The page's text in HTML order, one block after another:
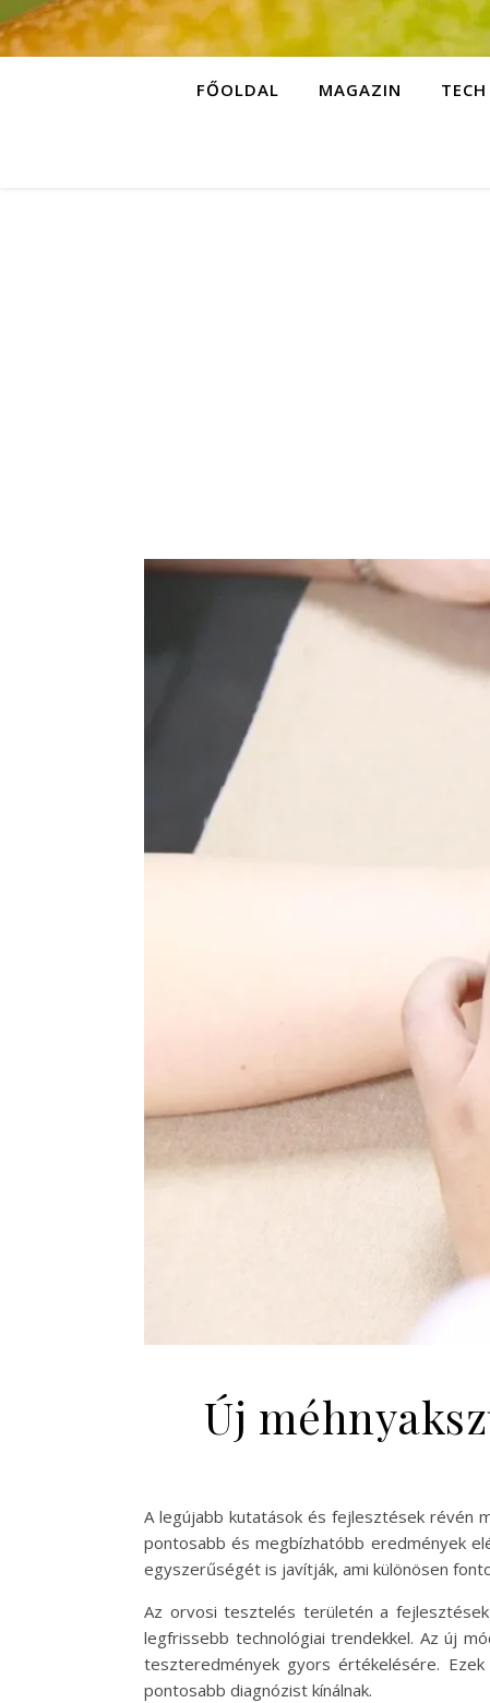
FŐOLDAL MAGAZIN TECH
Új
A legújabb kutatások és fejlesztések révén
pontosabb és megbízhatóbb eredmények
egyszerűségét is javítják, ami különösen
Az orvosi tesztelés területén a
legfrissebb technológiai trendekkel. Az új
teszteredmények gyors értékelésére.
pontosabb diagnózist kínálnak.